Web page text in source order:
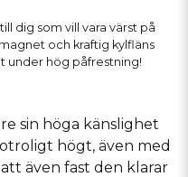
dig som vill vara värst på
och kraftig kylfläns
under hög påfrestning!
sin höga känslighet
högt, även med
även fast den klarar